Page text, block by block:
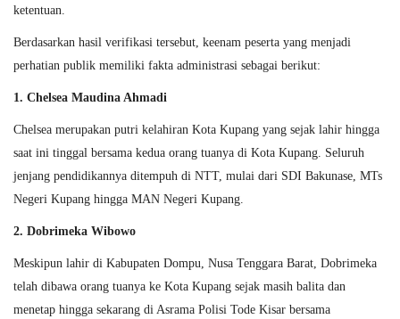
ketentuan.
Berdasarkan hasil verifikasi tersebut, keenam peserta yang menjadi
perhatian publik memiliki fakta administrasi sebagai berikut:
1. Chelsea Maudina Ahmadi
Chelsea merupakan putri kelahiran Kota Kupang yang sejak lahir hingga
saat ini tinggal bersama kedua orang tuanya di Kota Kupang. Seluruh
jenjang pendidikannya ditempuh di NTT, mulai dari SDI Bakunase, MTs
Negeri Kupang hingga MAN Negeri Kupang.
2. Dobrimeka Wibowo
Meskipun lahir di Kabupaten Dompu, Nusa Tenggara Barat, Dobrimeka
telah dibawa orang tuanya ke Kota Kupang sejak masih balita dan
menetap hingga sekarang di Asrama Polisi Tode Kisar bersama